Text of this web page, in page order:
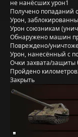
не нанёсших урон1
Получено попаданий
Урон,
Урон союзникам
Обнаружено машин
Повреждено/
Урон, нанесённый с
Очки захвата/защиты
Пройдено километров
Закрыть